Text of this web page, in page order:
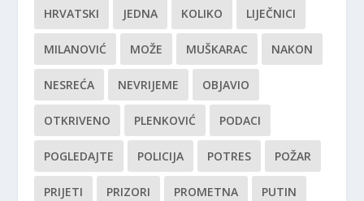
HRVATSKI JEDNA KOLIKO LIJEČNICI
MILANOVIĆ MOŽE MUŠKARAC NAKON
NESREĆA NEVRIJEME OBJAVIO
OTKRIVENO PLENKOVIĆ PODACI
POGLEDAJTE POLICIJA POTRES POŽAR
PRIJETI PRIZORI PROMETNA PUTIN